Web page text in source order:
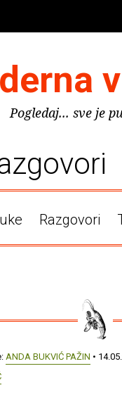
Pogledaj... sve je
Razgovori
ANDA BUKVIĆ PAŽIN •